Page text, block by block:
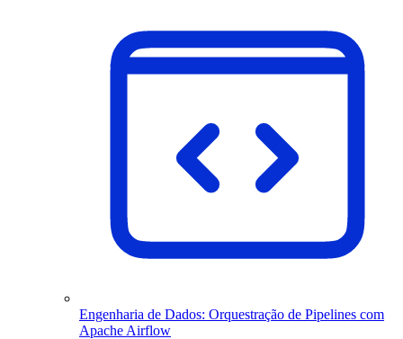
Engenharia de Dados: Orquestração de Pipelines com
Apache Airflow